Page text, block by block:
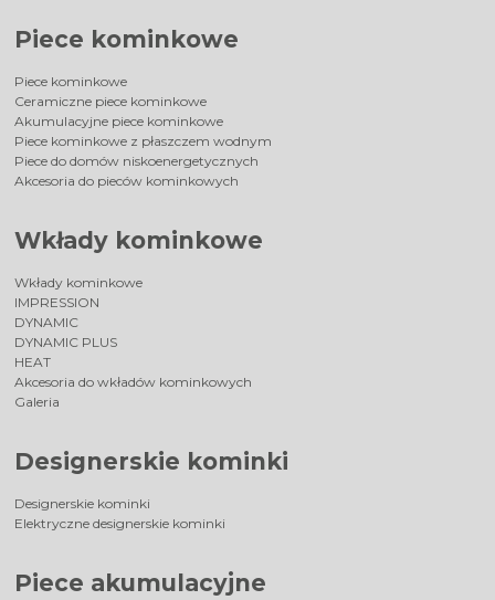
Piece kominkowe
Piece kominkowe
Ceramiczne piece kominkowe
Akumulacyjne piece kominkowe
Piece kominkowe z płaszczem wodnym
Piece do domów niskoenergetycznych
Akcesoria do pieców kominkowych
Wkłady kominkowe
Wkłady kominkowe
IMPRESSION
DYNAMIC
DYNAMIC PLUS
HEAT
Akcesoria do wkładów kominkowych
Galeria
Designerskie kominki
Designerskie kominki
Elektryczne designerskie kominki
Piece akumulacyjne